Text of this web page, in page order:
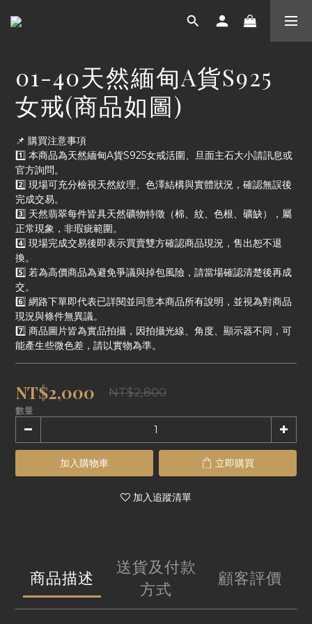
01-40天然緬甸A貨S925
女戒(商品如圖)
📌 購買注意事項
1️⃣ 本商品為天然緬甸A貨S925女戒活圍、旦面主石大小請訊息或
官方詢問。
2️⃣ 現場可充分檢視天然紋理、色澤結構與實體狀況，確認無誤後
完成交易。
3️⃣ 天然翡翠每件皆具天然礦物特徵（棉、紋、色根、礦缺），屬
正常現象，非瑕疵範圍。
4️⃣ 現場完成交易後即表示買賣雙方確認商品現況，售出恕不退
換。
5️⃣ 若為高價商品為避免爭議與掉包風險，請當場確認清楚後再成
交。
6️⃣ 網路下單即代表已詳閱並同意本商品所有說明，並視為對商品
現況與條件無異議。
7️⃣ 商品圖片皆為實品拍攝，因拍攝光線、角度、顯示器不同，可
能產生些微色差，請以實物為準。
NT$2,000 NT$2,800
數量
加入購物車 立即購買
加入追蹤清單
商品描述
送貨及付款
方式
顧客評價